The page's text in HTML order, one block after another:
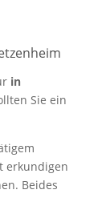
in
Sie ein
erkundigen
Beides